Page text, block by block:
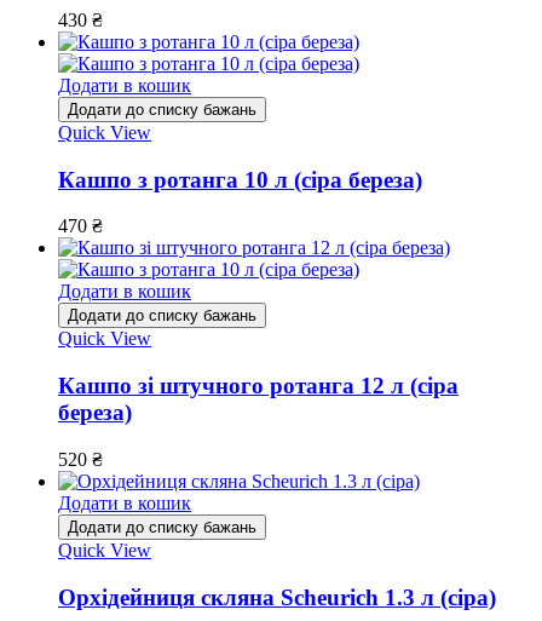
430 ₴
Додати в кошик
Додати до списку бажань
Quick View
Кашпо з ротанга 10 л (сіра береза)
470 ₴
Додати в кошик
Додати до списку бажань
Quick View
Кашпо зі штучного ротанга 12 л (сіра
береза)
520 ₴
Додати в кошик
Додати до списку бажань
Quick View
Орхідейниця скляна Scheurich 1.3 л (сіра)